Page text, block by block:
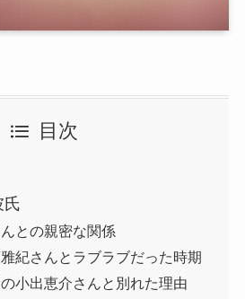
目次
氏
との親密な関係
紀さんとラブラブだった時期
小出恵介さんと別れた理由